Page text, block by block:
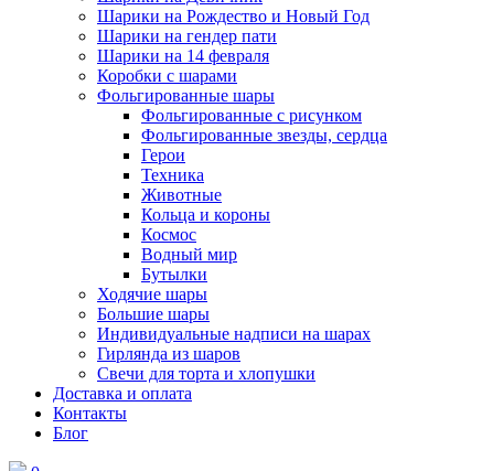
Шарики на Рождество и Новый Год
Шарики на гендер пати
Шарики на 14 февраля
Коробки с шарами
Фольгированные шары
Фольгированные с рисунком
Фольгированные звезды, сердца
Герои
Техника
Животные
Кольца и короны
Космос
Водный мир
Бутылки
Ходячие шары
Большие шары
Индивидуальные надписи на шарах
Гирлянда из шаров
Свечи для торта и хлопушки
Доставка и оплата
Контакты
Блог